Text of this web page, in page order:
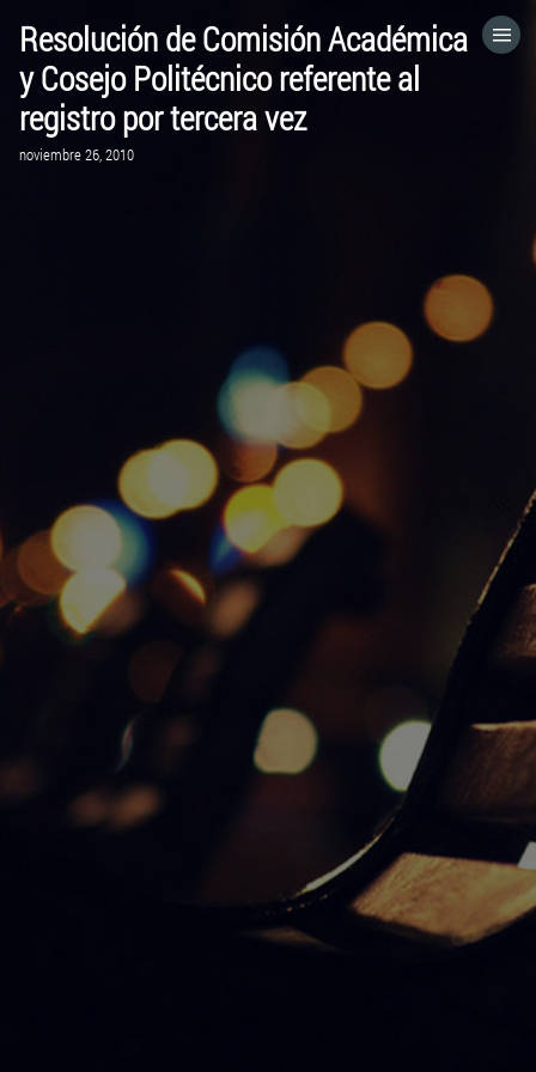
Resolución de Comisión Académica
y Cosejo Politécnico referente al
registro por tercera vez
noviembre 26, 2010
HOME
CATEGORÍAS